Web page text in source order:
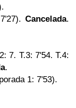
Cancelada.
7. T.3: 7'54. T.4:
.
1: 7'53).